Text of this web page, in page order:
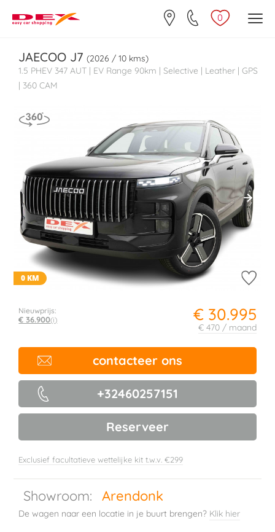
0
JAECOO J7 (2026 / 10 kms)
1.5 PHEV 347 AUT | EV Range 90km | Selective | Leather | GPS
| 360 CAM
0 KM
€ 30.995
€ 470 / maand
Nieuwprijs:
€ 36.900(i)
contacteer ons
+32460257151
Reserveer
Exclusief facultatieve wettelijke kit t.w.v. €299
Showroom: Arendonk
De wagen naar een locatie in je buurt brengen? Klik hier